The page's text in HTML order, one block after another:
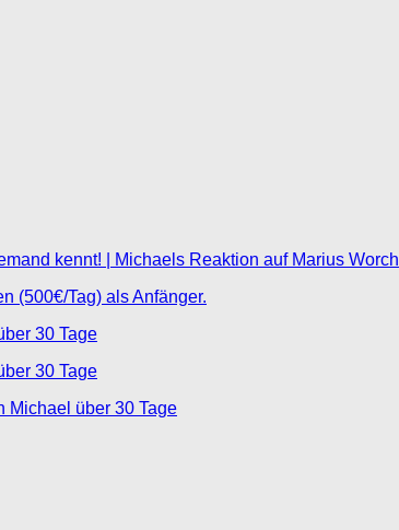
kennt! | Michaels Reaktion auf Marius Worch
(500€/Tag) als Anfänger.
30 Tage
30 Tage
Michael über 30 Tage